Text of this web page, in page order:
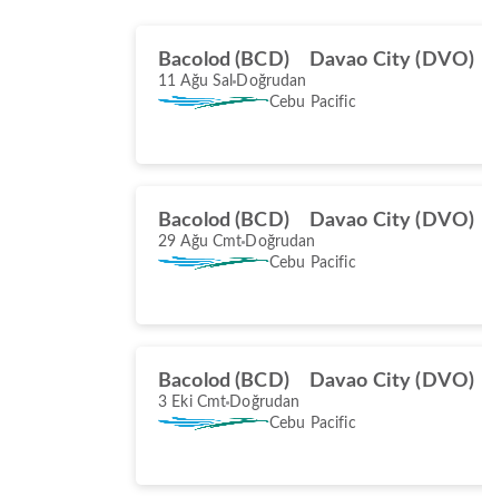
Bacolod (BCD) Davao City (DVO)
11 Ağu Sal Doğrudan
Cebu Pacific
Bacolod (BCD) Davao City (DVO)
29 Ağu Cmt Doğrudan
Cebu Pacific
Bacolod (BCD) Davao City (DVO)
3 Eki Cmt Doğrudan
Cebu Pacific